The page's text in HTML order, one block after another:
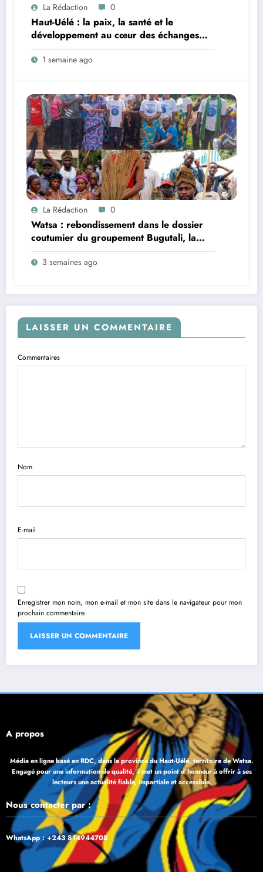
La Rédaction 0
Haut-Uélé : la paix, la santé et le
développement au cœur des échanges
entre le vice-gouverneur Christophe Dara
Matata et les chefs des secteurs de
1 semaine ago
La Rédaction 0
Watsa : rebondissement dans le dossier
coutumier du groupement Bugutali, la
famille régnante Mbiliki réclame
l’installation urgente de César Mbiliki |||
3 semaines ago
LAISSER UN COMMENTAIRE
Commentaires
Nom
E-mail
Enregistrer mon nom, mon e-mail et mon site dans le navigateur pour mon
prochain commentaire.
À propos
Média en ligne basé en RDC, dans la province du Haut-Uélé, territoire de Watsa.
Engagé pour une information de qualité, il met un point d’honneur à offrir à ses
lecteurs une actualité fiable, impartiale et accessible.
Nous contacter par :
WhatsApp : +243 814944708